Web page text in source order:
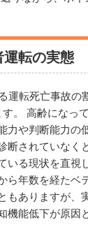
転の実態
運転死亡事故の
。 高齢になっ
力や判断能力の
断されていなく
いる現状を直視
ら年数を経たベ
もありますが、
機能低下が原因